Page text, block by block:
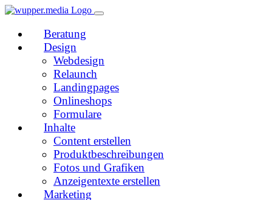
Beratung
Design
Webdesign
Relaunch
Landingpages
Onlineshops
Formulare
Inhalte
Content erstellen
Produktbeschreibungen
Fotos und Grafiken
Anzeigentexte erstellen
Marketing